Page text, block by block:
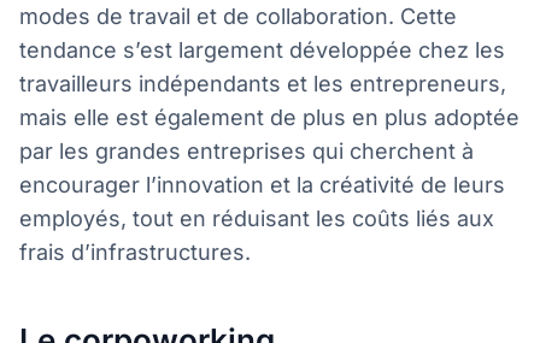
modes de travail et de collaboration. Cette
tendance s’est largement développée chez les
travailleurs indépendants et les entrepreneurs,
mais elle est également de plus en plus adoptée
par les grandes entreprises qui cherchent à
encourager l’innovation et la créativité de leurs
employés, tout en réduisant les coûts liés aux
frais d’infrastructures.